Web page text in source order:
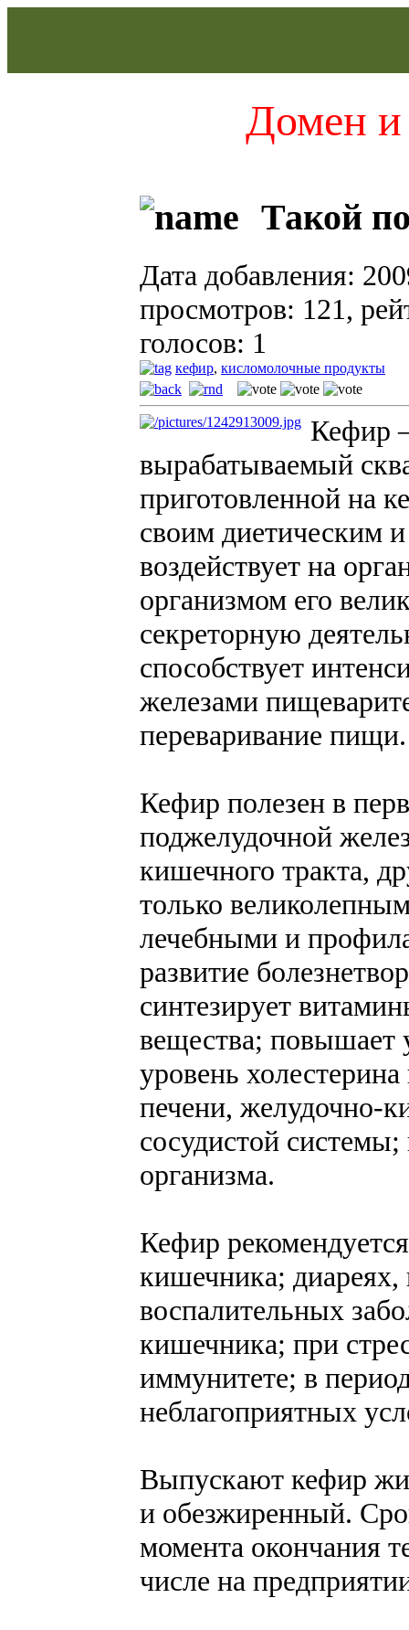
Домен и
Такой
Дата добавления:
просмотров: 121,
голосов: 1
кефир, кисломолочные продукты
Кефир
вырабатываемый
приготовленной на
своим диетическим
воздействует на
организмом его
секреторную
способствует
железами
переваривание пищи.
Кефир полезен в
поджелудочной
кишечного тракта,
только
лечебными и
развитие
синтезирует
вещества; повышает
уровень
печени, желудочно-
сосудистой
организма.
Кефир
кишечника; диареях,
воспалительных
кишечника; при
иммунитете; в
неблагоприятных
Выпускают кефир
и обезжиренный.
момента окончания
числе на